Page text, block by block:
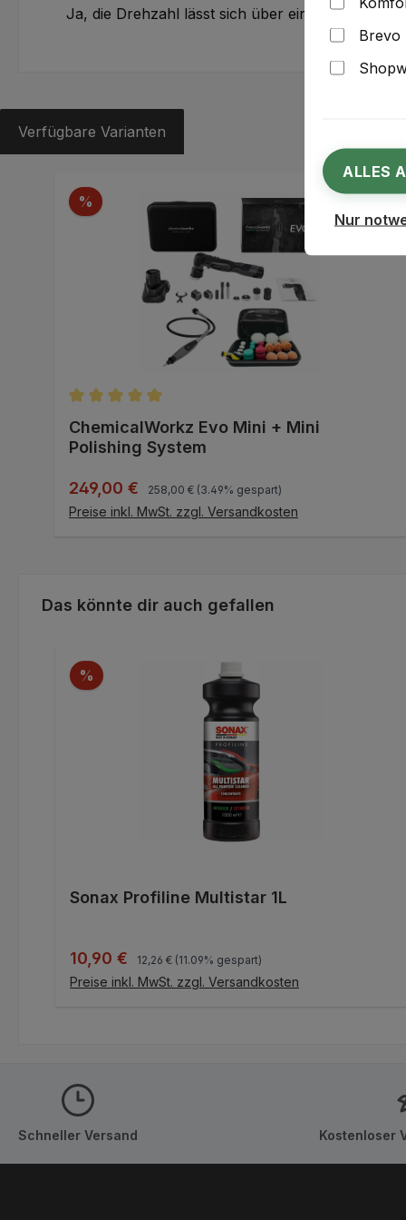
Ja, die Drehzahl lässt sich über eine
Verfügbare Varianten
Produktgalerie überspringen
% Rabatt
Durchschnittliche Bewertung von 5 von 5 Sternen
ChemicalWorkz Evo Mini + Mini
Polishing System
Verkaufspreis:
249,00 € Regulärer Preis:
258,00 € (3.49% gespart)
Preise inkl. MwSt. zzgl. Versandkosten
IN DEN WARENKORB
Produktgalerie überspringen
Das könnte dir auch gefallen
% Rabatt
Sonax Profiline Multistar 1L
Verkaufspreis:
10,90 € Regulärer Preis:
12,26 € (11.09% gespart)
Preise inkl. MwSt. zzgl. Versandkosten
IN DEN WARENKORB
Schneller Versand Kostenloser
Brevo
ALLES
Nur